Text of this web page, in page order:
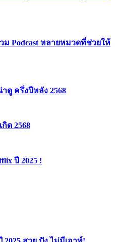
ม Podcast หลายหมวดที่ช่วยให้
ดู ครึ่งปีหลัง 2568
ด 2568
ปี 2025 !